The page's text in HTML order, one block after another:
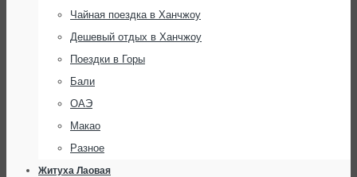
Чайная поездка в Ханчжоу
Дешевый отдых в Ханчжоу
Поездки в Горы
Бали
ОАЭ
Макао
Разное
Житуха Лаовая